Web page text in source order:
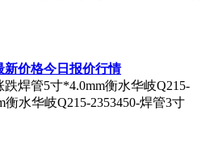
新价格今日报价行情
焊管5寸*4.0mm衡水华岐Q215-
衡水华岐Q215-2353450-焊管3寸